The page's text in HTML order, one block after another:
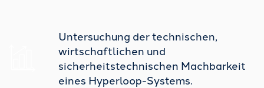
Untersuchung der technischen,
wirtschaftlichen und
sicherheitstechnischen Machbarkeit
eines Hyperloop-Systems.